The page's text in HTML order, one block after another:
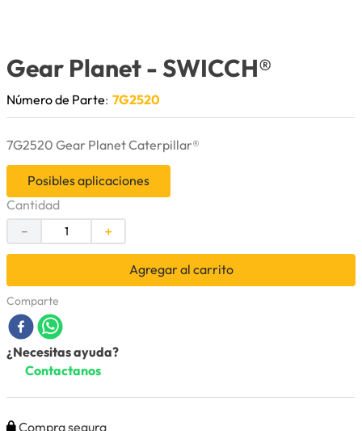
Gear Planet- SWICCH®
Número de Parte: 7G2520
7G2520 Gear Planet Caterpillar®
Posibles aplicaciones
Cantidad
＋
－
Agregar al carrito
Comparte
¿Necesitas ayuda?
Contactanos
Compra segura